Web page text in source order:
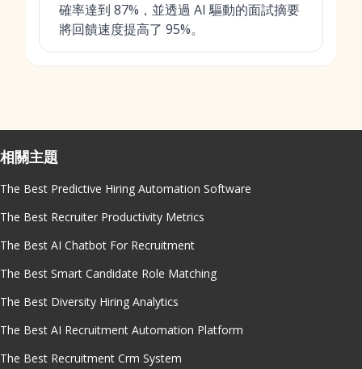
確率達到 87%，並透過 AI 驅動的面試摘要
將回饋速度提高了 95%。
相關主題
The Best Predictive Hiring Automation Software
The Best Recruiter Productivity Metrics
The Best AI Chatbot For Recruitment
The Best Smart Candidate Role Matching
The Best Diversity Hiring Analytics
The Best AI Recruitment Automation Platform
The Best Recruitment Crm System